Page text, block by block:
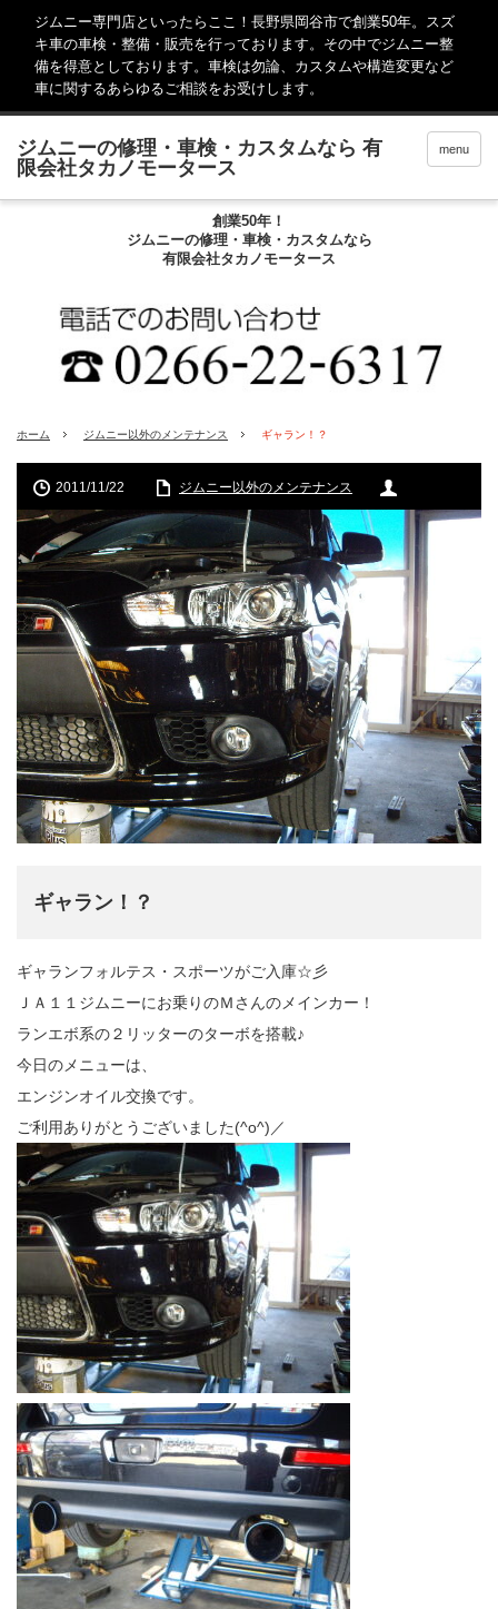
ジムニー専門店といったらここ！長野県岡谷市で創業50年。スズ
キ車の車検・整備・販売を行っております。その中でジムニー整
備を得意としております。車検は勿論、カスタムや構造変更など
車に関するあらゆるご相談をお受けします。
menu
創業50年！
ジムニーの修理・車検・カスタムなら
有限会社タカノモータース
ホーム ジムニー以外のメンテナンス ギャラン！？
2011/11/22 ジムニー以外のメンテナンス
ギャラン！？
ギャランフォルテス・スポーツがご入庫☆彡
ＪＡ１１ジムニーにお乗りのＭさんのメインカー！
ランエボ系の２リッターのターボを搭載♪
今日のメニューは、
エンジンオイル交換です。
ご利用ありがとうございました(^o^)／